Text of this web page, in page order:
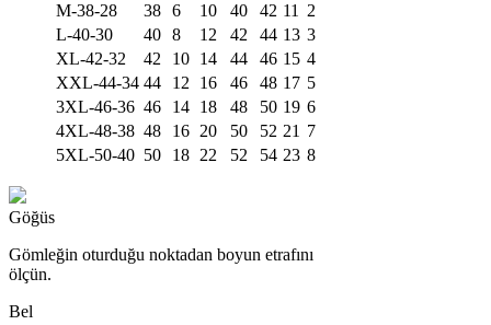
M-38-28
38 6 10 40 42 11
2
L-40-30
40 8 12 42 44 13 3
XL-42-32
42 10 14 44 46 15 4
XXL-44-34 44 12 16 46 48 17 5
3XL-46-36 46 14 18 48 50 19 6
4XL-48-38 48 16 20 50 52 21 7
5XL-50-40 50 18 22 52 54 23 8
Göğüs
Gömleğin oturduğu noktadan boyun etrafını
ölçün.
Bel